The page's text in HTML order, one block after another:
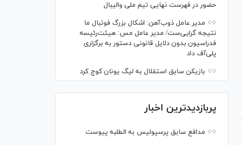
حضور در فهرست نهایی تیم ملی والیبال
مدیر عامل ذوب‌آهن: اشکال بزرگ فوتبال ما
نتیجه گرایی‌ست/ مدیر عامل مس: هیئت‌رئیسه
فدراسیون بدون دلایل قانونی دستور به برگزاری
پلی‌آف داد
بازیکن سابق استقلال به لیگ یونان کوچ کرد
پربازدیدترین اخبار
مدافع سابق پرسپولیس به الطلبه پیوست